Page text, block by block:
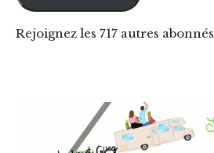
Rejoignez les 717 autres abonnés